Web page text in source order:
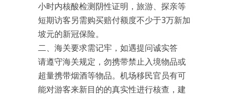
小时内核酸检测阴性证明，旅游、探亲等
短期访客另需购买赔付额度不少于3万新加
坡元的新冠保险。
二、海关要求需记牢，如遇提问诚实答
请遵守海关规定，勿携带禁止入境物品或
超量携带烟酒等物品。机场移民官员有可
能对游客来新目的的真实性进行核查，建